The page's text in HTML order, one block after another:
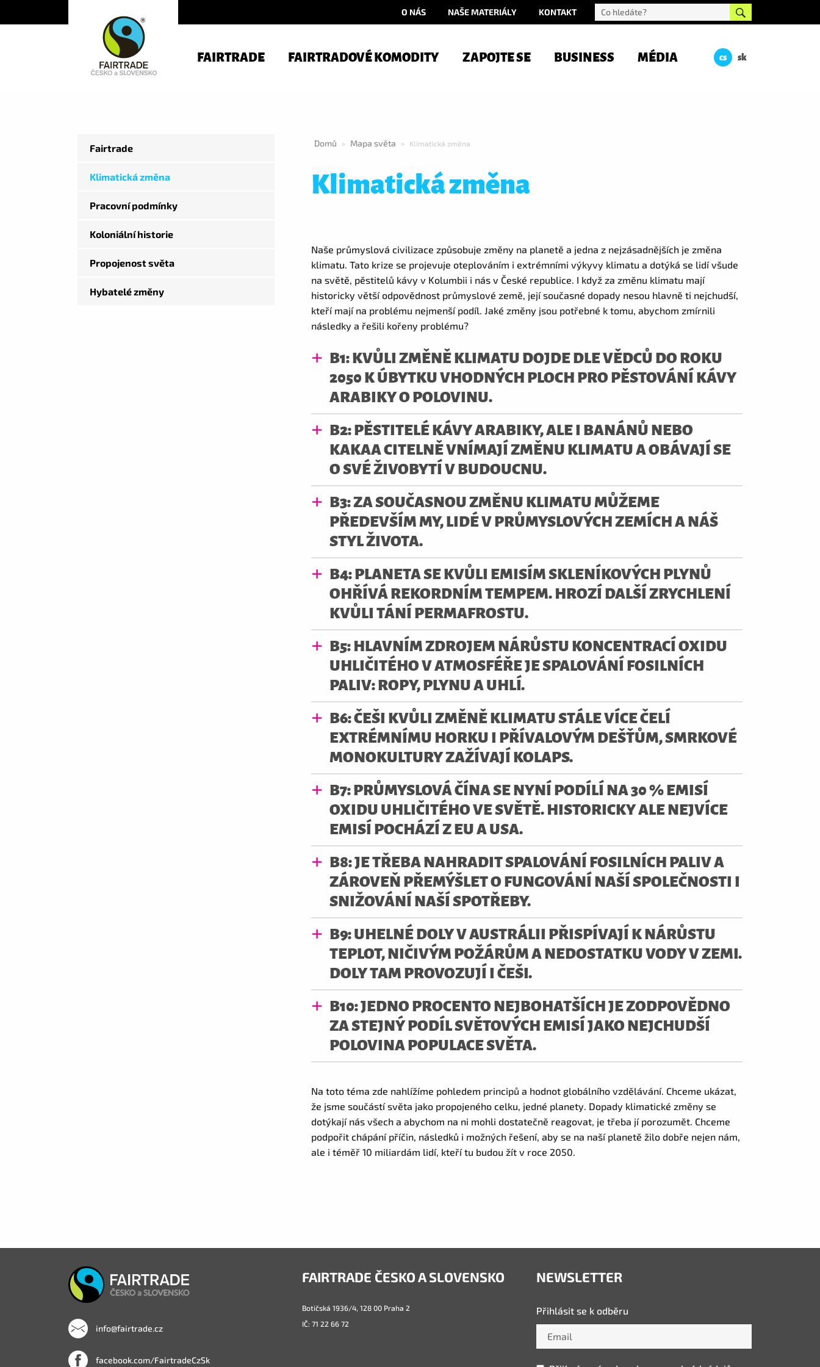
O NÁS NAŠE MATERIÁLY KONTAKT
FAIRTRADE FAIRTRADOVÉ KOMODITY ZAPOJTE SE BUSINESS MÉDIA cs sk
Fairtrade
Klimatická změna
Pracovní podmínky
Koloniální historie
Propojenost světa
Hybatelé změny
Domů > Mapa světa > Klimatická změna
Klimatická změna
Naše průmyslová civilizace způsobuje změny na planetě a jedna z nejzásadnějších je změna
klimatu. Tato krize se projevuje oteplováním i extrémními výkyvy klimatu a dotýká se lidí všude
na světě, pěstitelů kávy v Kolumbii i nás v České republice. I když za změnu klimatu mají
historicky větší odpovědnost průmyslové země, její současné dopady nesou hlavně ti nejchudší,
kteří mají na problému nejmenší podíl. Jaké změny jsou potřebné k tomu, abychom zmírnili
následky a řešili kořeny problému?
B1: KVŮLI ZMĚNĚ KLIMATU DOJDE DLE VĚDCŮ DO ROKU
2050 K ÚBYTKU VHODNÝCH PLOCH PRO PĚSTOVÁNÍ KÁVY
ARABIKY O POLOVINU.
B2: PĚSTITELÉ KÁVY ARABIKY, ALE I BANÁNŮ NEBO
KAKAA CITELNĚ VNÍMAJÍ ZMĚNU KLIMATU A OBÁVAJÍ SE
O SVÉ ŽIVOBYTÍ V BUDOUCNU.
B3: ZA SOUČASNOU ZMĚNU KLIMATU MŮŽEME
PŘEDEVŠÍM MY, LIDÉ V PRŮMYSLOVÝCH ZEMÍCH A NÁŠ
STYL ŽIVOTA.
B4: PLANETA SE KVŮLI EMISÍM SKLENÍKOVÝCH PLYNŮ
OHŘÍVÁ REKORDNÍM TEMPEM. HROZÍ DALŠÍ ZRYCHLENÍ
KVŮLI TÁNÍ PERMAFROSTU.
B5: HLAVNÍM ZDROJEM NÁRŮSTU KONCENTRACÍ OXIDU
UHLIČITÉHO V ATMOSFÉŘE JE SPALOVÁNÍ FOSILNÍCH
PALIV: ROPY, PLYNU A UHLÍ.
B6: ČEŠI KVŮLI ZMĚNĚ KLIMATU STÁLE VÍCE ČELÍ
EXTRÉMNÍMU HORKU I PŘÍVALOVÝM DEŠŤŮM, SMRKOVÉ
MONOKULTURY ZAŽÍVAJÍ KOLAPS.
B7: PRŮMYSLOVÁ ČÍNA SE NYNÍ PODÍLÍ NA 30 % EMISÍ
OXIDU UHLIČITÉHO VE SVĚTĚ. HISTORICKY ALE NEJVÍCE
EMISÍ POCHÁZÍ Z EU A USA.
B8: JE TŘEBA NAHRADIT SPALOVÁNÍ FOSILNÍCH PALIV A
ZÁROVEŇ PŘEMÝŠLET O FUNGOVÁNÍ NAŠÍ SPOLEČNOSTI I
SNIŽOVÁNÍ NAŠÍ SPOTŘEBY.
B9: UHELNÉ DOLY V AUSTRÁLII PŘISPÍVAJÍ K NÁRŮSTU
TEPLOT, NIČIVÝM POŽÁRŮM A NEDOSTATKU VODY V ZEMI.
DOLY TAM PROVOZUJÍ I ČEŠI.
B10: JEDNO PROCENTO NEJBOHATŠÍCH JE ZODPOVĚDNO
ZA STEJNÝ PODÍL SVĚTOVÝCH EMISÍ JAKO NEJCHUDŠÍ
POLOVINA POPULACE SVĚTA.
Na toto téma zde nahlížíme pohledem principů a hodnot globálního vzdělávání. Chceme ukázat,
že jsme součástí světa jako propojeného celku, jedné planety. Dopady klimatické změny se
dotýkají nás všech a abychom na ni mohli dostatečně reagovat, je třeba jí porozumět. Chceme
podpořit chápání příčin, následků i možných řešení, aby se na naší planetě žilo dobře nejen nám,
ale i téměř 10 miliardám lidí, kteří tu budou žít v roce 2050.
info@fairtrade.cz
facebook.com/FairtradeCzSk
FAIRTRADE ČESKO A SLOVENSKO
Botičská 1936/4, 128 00 Praha 2
IČ: 71 22 66 72
NEWSLETTER
Přihlásit se k odběru